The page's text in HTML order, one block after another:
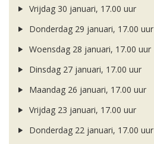
Vrijdag 30 januari, 17.00 uur
Donderdag 29 januari, 17.00 uur
Woensdag 28 januari, 17.00 uur
Dinsdag 27 januari, 17.00 uur
Maandag 26 januari, 17.00 uur
Vrijdag 23 januari, 17.00 uur
Donderdag 22 januari, 17.00 uur